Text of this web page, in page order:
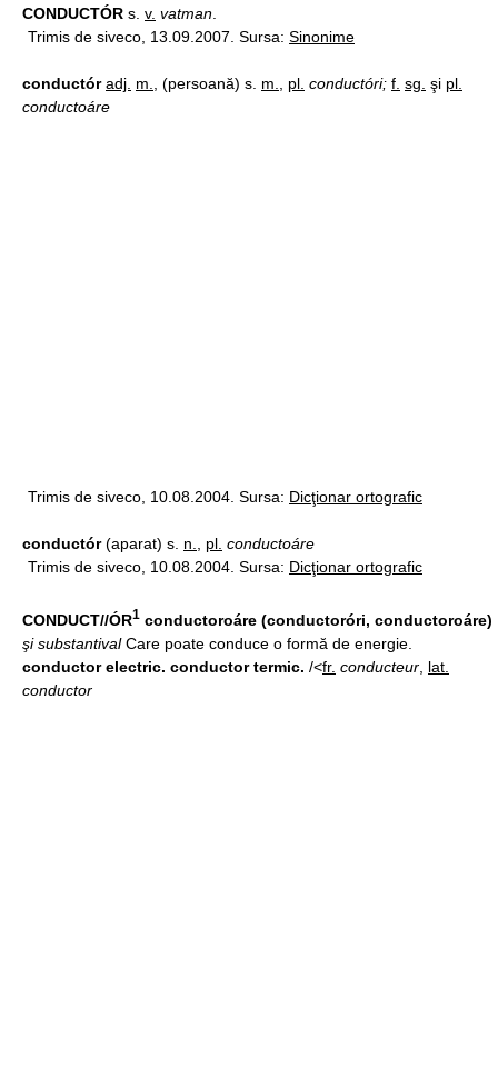
CONDUCTÓR s. v. vatman
Trimis de siveco, 13.09.2007. Sursa: Sinonime
conductór adj. m. , (persoană) s. m. pl. conductóri; f. sg. şi pl.
conductoáre
Trimis de siveco, 10.08.2004. Sursa: Dicţionar ortografic
conductór(aparat) s. n. pl. conductoáre
Trimis de siveco, 10.08.2004. Sursa: Dicţionar ortografic
CONDUCT//ÓR1 conductoroáre (conductoróri, conductoroáre)
şi substantivalCare poate conduce o formă de energie.
conductor electric. conductor termic. /<fr. conducteur lat.
conductor